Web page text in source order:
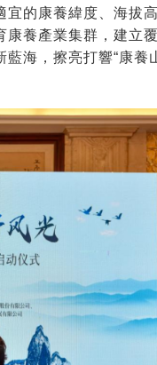
的康養緯度、海拔
養產業集群，建立
海，擦亮打響“康養